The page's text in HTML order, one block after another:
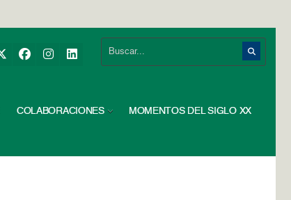
COLABORACIONES MOMENTOS DEL SIGLO XX